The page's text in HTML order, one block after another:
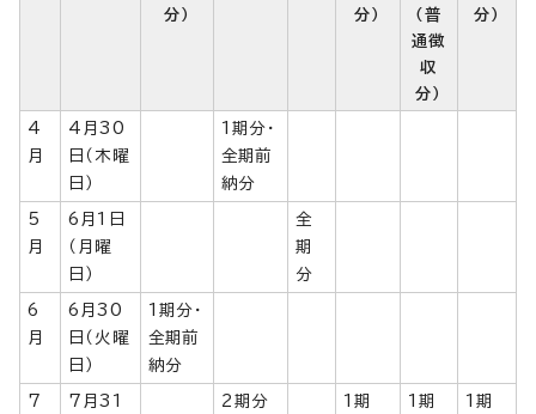
分）
分）
（普
通徴
収
分）
分）
4
月
4月30
日（木曜
日）
1期分・
全期前
納分
5
月
6月1日
（月曜
日）
全
期
分
6
月
6月30
日（火曜
日）
1期分・
全期前
納分
7
7月31
2期分
1期
1期
1期